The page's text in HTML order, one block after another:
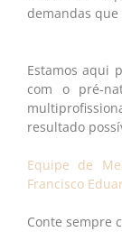
demandas
Estamos aqui
com o pré-
resultado
Equipe de
Francisco
Conte sempre